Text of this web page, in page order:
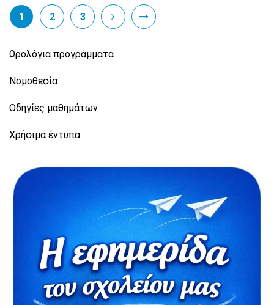
1 2 3
Ωρολόγια προγράμματα
Νομοθεσία
Οδηγίες μαθημάτων
Χρήσιμα έντυπα